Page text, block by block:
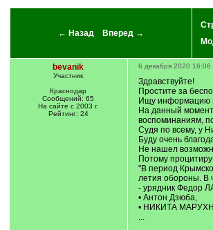
← Назад Вперед →
bevanik
Участник
Краснодар
Сообщений: 65
На сайте с 2003 г.
Рейтинг: 24
6 декабря 2020 16:06
Здравствуйте!
Простите за
Ищу информацию
На данный момент
воспоминаниям,
Судя по всему, у
Буду очень
Не нашел
Потому
"В период
летия обороны. В
- урядник Федор
• Антон Дзюба,
• НИКИТА
...